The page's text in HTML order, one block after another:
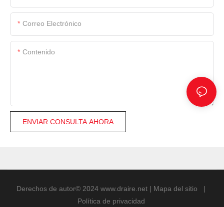
Correo Electrónico
Contenido
ENVIAR CONSULTA AHORA
Derechos de autor© 2024 www.draire.net | Mapa del sitio
|
Política de privacidad